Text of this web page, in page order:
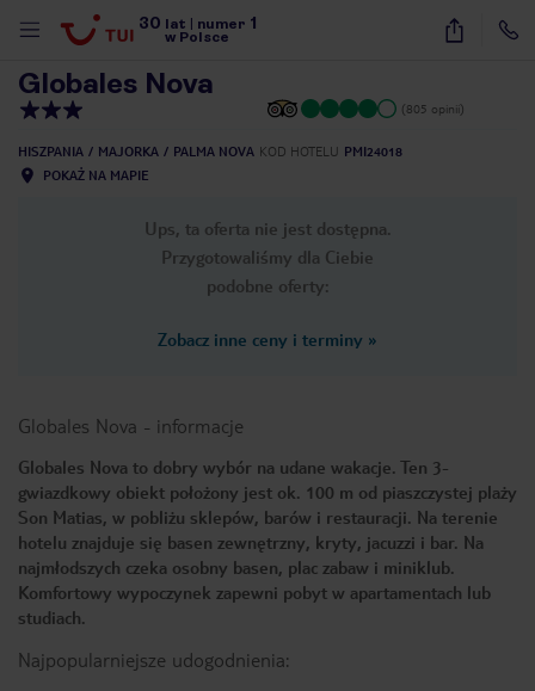
30 lat numer 1
w Polsce
34
Globales Nova
(805 opinii)
HISZPANIA MAJORKA PALMA NOVA KOD HOTELU PMI24018
POKAŻ NA MAPIE
Ups, ta oferta nie jest dostępna.
Przygotowaliśmy dla Ciebie
podobne oferty:
Zobacz inne ceny i terminy »
Globales Nova - informacje
Globales Nova to dobry wybór na udane wakacje. Ten 3-
gwiazdkowy obiekt położony jest ok. 100 m od piaszczystej plaży
Son Matias, w pobliżu sklepów, barów i restauracji. Na terenie
hotelu znajduje się basen zewnętrzny, kryty, jacuzzi i bar. Na
najmłodszych czeka osobny basen, plac zabaw i miniklub.
Komfortowy wypoczynek zapewni pobyt w apartamentach lub
studiach.
Najpopularniejsze udogodnienia: